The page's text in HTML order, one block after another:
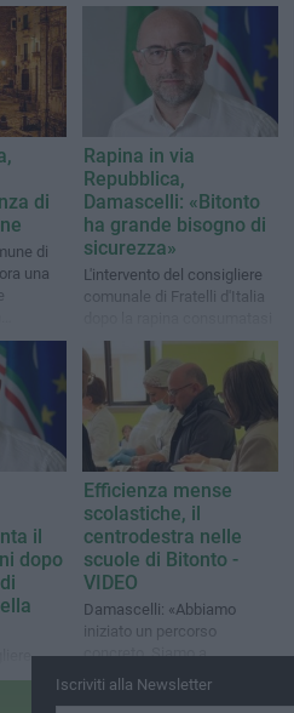
di
di
una
Rapina in via
Repubblica,
Damascelli: «Bitonto
ha grande bisogno di
sicurezza»
L'intervento del consigliere
comunale di Fratelli d'Italia
nella notte tra martedì e
mercoledì scorsi
il
dopo
Efficienza mense
scolastiche, il
centrodestra nelle
scuole di Bitonto -
VIDEO
Damascelli: «Abbiamo
iniziato un percorso
concreto. Siamo a
disposizione delle famiglie»
Iscriviti alla Newsletter